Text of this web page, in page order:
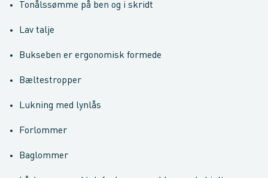
Tonålssømme på ben og i skridt
Lav talje
Bukseben er ergonomisk formede
Bæltestropper
Lukning med lynlås
Forlommer
Baglommer